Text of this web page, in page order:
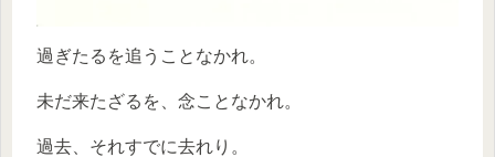
過ぎたるを追うことなかれ。
未だ来たざるを、念ことなかれ。
過去、それすでに去れり。